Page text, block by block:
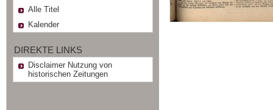
Alle Titel
Kalender
DIREKTE LINKS
Disclaimer Nutzung von
historischen Zeitungen